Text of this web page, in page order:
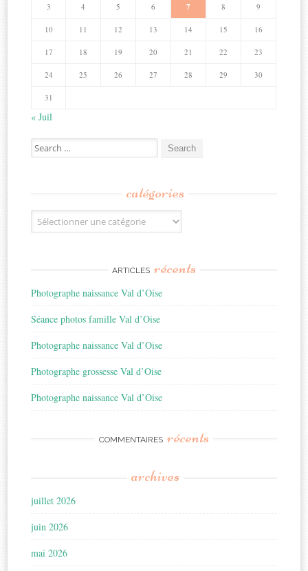
3 4 5 6 7 8 9
10 11 12 13 14 15 16
17 18 19 20 21 22 23
24 25 26 27 28 29 30
31
« Juil
Search
for:
catégories
Catégories
ARTICLES récents
Photographe naissance Val d’Oise
Séance photos famille Val d’Oise
Photographe naissance Val d’Oise
Photographe grossesse Val d’Oise
Photographe naissance Val d’Oise
COMMENTAIRES récents
archives
juillet 2026
juin 2026
mai 2026